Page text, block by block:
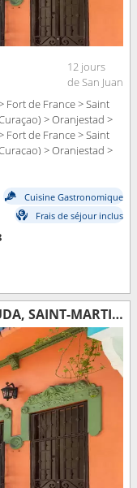
12 jours
de San Juan
Fort de France > Saint
> Oranjestad >
Fort de France > Saint
> Oranjestad >
Cuisine Gastronomique
Frais de séjour inclus
PORTO RICO, ANTIGUA-ET-BARBUDA, SAINT-MARTIN, DOMINIQUE, JOST VAN DYKE